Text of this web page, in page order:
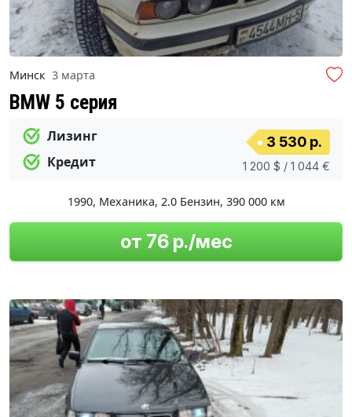
Минск 3 марта
BMW 5 серия
Лизинг
Кредит
3 530 р.
1 200 $ / 1 044 €
1990, Механика, 2.0 Бензин, 390 000 км
от 76 р./мес